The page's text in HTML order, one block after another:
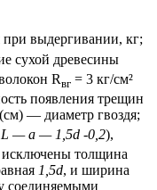
выдергивании, кг;
сухой древесины
Rвг = 3 кг/см²
появления трещин
(см) — диаметр гвоздя;
— a — 1,5d -0,2),
исключены толщина
1,5d, и ширина
соединяемыми